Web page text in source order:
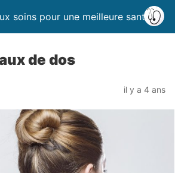
soins pour une meilleure santé
de dos
il y a 4 ans